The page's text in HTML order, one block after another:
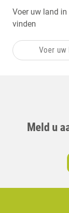
Voer uw land
vinden
Meld u